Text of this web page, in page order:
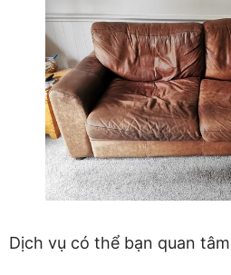
Dịch vụ có thể bạn quan